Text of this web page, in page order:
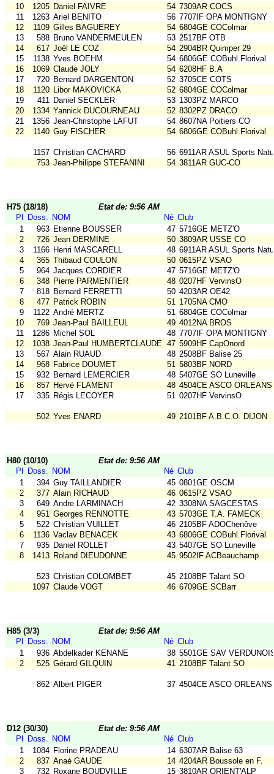
10
1205 Daniel FAIVRE 54 7309AR COCS
11
1263 Ariel BENITO 56 7707IF OPA MONTIGNY
12
1109 Gilles BAGUEREY 54 6804GE COColmar
13
588 Bruno VANDERMEULEN 53 2517BF OTB
14
617 Joël LE COZ 54 2904BR Quimper 29
15
1138 Yves BOEHM 54 6806GE COBuhl.Florival
16
1069 Claude JOLY 54 6208HF B.A
17
720 Bernard DARGENTON 52 3705CE COTS
18
1120 Libor MAKOVICKA 52 6804GE COColmar
19
411 Daniel SECKLER 53 1303PZ MARCO
20
1334 Yannick DUCOURNEAU 52 8302PZ DRACO
21
1356 Jean-Christophe LAFUT 54 8607NA Poitiers CO
22
1140 Guy FISCHER 54 6806GE COBuhl.Florival
1157 Christian CACHARD 56 6911AR ASUL Sports
753 Jean-Philippe STEFANINI 54 3811AR GUC-CO
H75 (18/18)
Etat de: 9:56 AM
Pl
Doss. NOM Né Club
1
963 Etienne BOUSSER 47 5716GE METZ'O
2
726 Jean DERMINE 50 3809AR USSE CO
3
1166 Henri MASCARELL 48 6911AR ASUL Sports
4
365 Thibaud COULON 50 0615PZ VSAO
5
964 Jacques CORDIER 47 5716GE METZ'O
6
348 Pierre PARMENTIER 48 0207HF VervinsO
7
818 Bernard FERRETTI 50 4203AR OE42
8
477 Patrick ROBIN 51 1705NA CMO
9
1122 André MERTZ 51 6804GE COColmar
10
769 Jean-Paul BAILLEUL 49 4012NA BROS
11
1286 Michel SOL 48 7707IF OPA MONTIGNY
12
1038 Jean-Paul HUMBERTCLAUDE 47 5909HF CapOnord
13
567 Alain RUAUD 48 2508BF Balise 25
14
968 Fabrice DOUMET 51 5803BF NORD
15
932 Bernard LEMERCIER 48 5407GE SO Luneville
16
857 Hervé FLAMENT 48 4504CE ASCO ORLEANS
17
335 Régis LECOYER 51 0207HF VervinsO
502 Yves ENARD 49 2101BF A.B.C.O. DIJON
H80 (10/10)
Etat de: 9:56 AM
Pl
Doss. NOM Né Club
1
394 Guy TAILLANDIER 45 0801GE OSCM
2
377 Alain RICHAUD 46 0615PZ VSAO
3
649 Andre LARMINACH 42 3308NA SAGCESTAS
4
951 Georges RENNOTTE 43 5703GE T.A. FAMECK
5
522 Christian VUILLET 46 2105BF ADOChenôve
6
1136 Vaclav BENACEK 43 6806GE COBuhl.Florival
7
935 Daniel ROLLET 43 5407GE SO Luneville
8
1413 Roland DIEUDONNE 45 9502IF ACBeauchamp
523 Christian COLOMBET 45 2108BF Talant SO
1097 Claude VOGT 46 6709GE SCBarr
H85 (3/3)
Etat de: 9:56 AM
Pl
Doss. NOM Né Club
1
936 Abdelkader KENANE 38 5501GE SAV
2
525 Gérard GILQUIN 41 2108BF Talant SO
862 Albert PIGER 37 4504CE ASCO ORLEANS
D12 (30/30)
Etat de: 9:56 AM
Pl
Doss. NOM Né Club
1
1084 Florine PRADEAU 14 6307AR Balise 63
2
837 Anaé GAUDE 14 4204AR Boussole en F.
3
732 Roxane BOUDVILLE 15 3810AR ORIENT'ALP